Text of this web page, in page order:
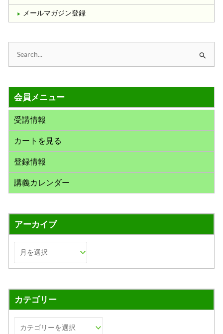
メールマガジン登録
象
:
会員メニュー
受講情報
カートを見る
登録情報
講義カレンダー
アーカイブ
カテゴリー